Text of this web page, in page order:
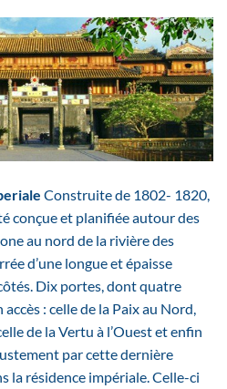
Construite de 1802- 1820,
conçue et planifiée autour des
au nord de la rivière des
d’une longue et épaisse
Dix portes, dont quatre
: celle de la Paix au Nord,
de la Vertu à l’Ouest et enfin
par cette dernière
la résidence impériale. Celle-ci